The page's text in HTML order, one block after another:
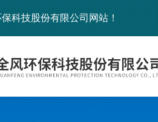
科技股份有限公司网站！